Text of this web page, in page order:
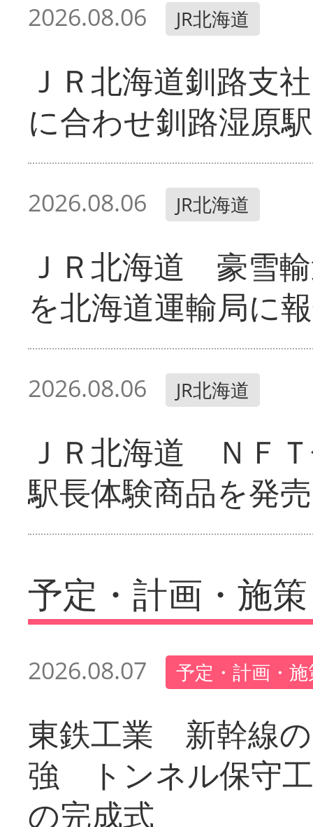
2026.08.06 JR北海道
ＪＲ北海道釧路支
に合わせ釧路湿原
2026.08.06 JR北海道
ＪＲ北海道 豪雪
を北海道運輸局に
2026.08.06 JR北海道
ＪＲ北海道 ＮＦ
駅長体験商品を発売
予定・計画・施策
2026.08.07 予定・計画・
東鉄工業 新幹線
強 トンネル保守
の完成式